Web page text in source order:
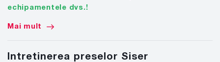
echipamentele dvs.!
Mai mult
Intretinerea preselor Siser